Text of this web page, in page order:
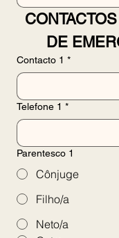
DE
Contacto 1 *
Telefone 1 *
Parentesco 1
Cônjuge
Filho/a
Neto/a